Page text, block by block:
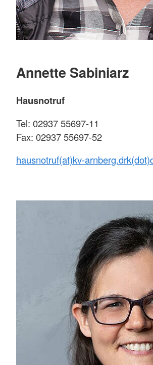
Annette Sabiniarz
Hausnotruf
Tel: 02937 55697-11
Fax: 02937 55697-52
hausnotruf(at)kv-